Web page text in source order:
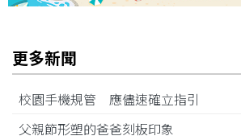
更多新聞
校園手機規管 應儘速確立指引
父親節形塑的爸爸刻板印象